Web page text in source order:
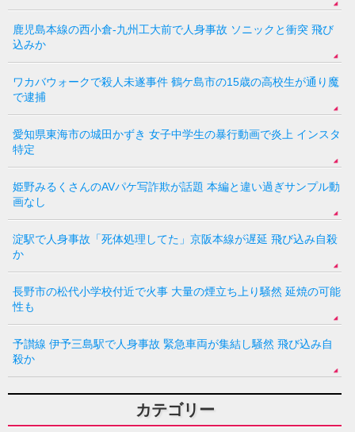
鹿児島本線の西小倉-九州工大前で人身事故 ソニックと衝突 飛び
込みか
ワカバウォークで殺人未遂事件 鶴ケ島市の15歳の高校生が通り魔
で逮捕
愛知県東海市の城田かずき 女子中学生の暴行動画で炎上 インスタ
特定
姫野みるくさんのAVパケ写詐欺が話題 本編と違い過ぎサンプル動
画なし
淀駅で人身事故「死体処理してた」京阪本線が遅延 飛び込み自殺
か
長野市の松代小学校付近で火事 大量の煙立ち上り騒然 延焼の可能
性も
予讃線 伊予三島駅で人身事故 緊急車両が集結し騒然 飛び込み自
殺か
カテゴリー